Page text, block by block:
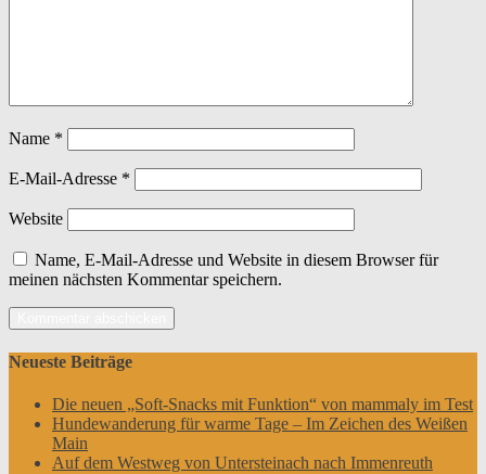
Name *
E-Mail-Adresse *
Website
Name, E-Mail-Adresse und Website in diesem Browser für
meinen nächsten Kommentar speichern.
Neueste Beiträge
Die neuen „Soft-Snacks mit Funktion“ von mammaly im Test
Hundewanderung für warme Tage – Im Zeichen des Weißen
Main
Auf dem Westweg von Untersteinach nach Immenreuth